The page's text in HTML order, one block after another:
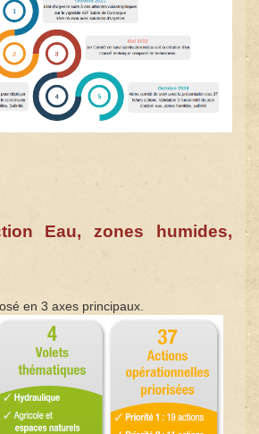
Eau, zones humides,
en 3 axes principaux.